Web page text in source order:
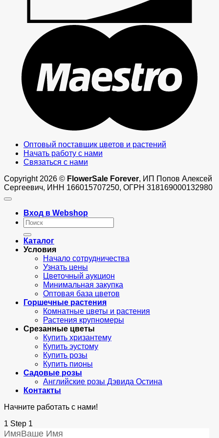
Оптовый поставщик цветов и растений
Начать работу с нами
Связаться с нами
Copyright 2026 © FlowerSale Forever, ИП Попов Алексей
Сергеевич, ИНН 166015707250, ОГРН 318169000132980
Вход в Webshop
Искать:
Каталог
Условия
Начало сотрудничества
Узнать цены
Цветочный аукцион
Минимальная закупка
Оптовая база цветов
Горшечные растения
Комнатные цветы и растения
Растения крупномеры
Срезанные цветы
Купить хризантему
Купить эустому
Купить розы
Купить пионы
Садовые розы
Английские розы Дэвида Остина
Контакты
Начните работать с нами!
1 Step 1
ИмяВаше Имя